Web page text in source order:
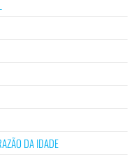
DA IDADE